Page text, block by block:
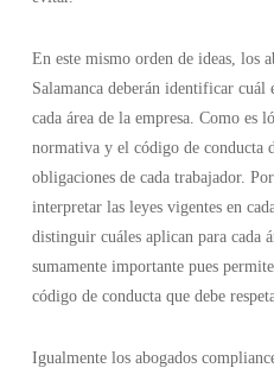
En este mismo orden de ideas, los
Salamanca deberán identificar cuál
cada área de la empresa. Como es
normativa y el código de conducta
obligaciones de cada trabajador.
interpretar las leyes vigentes en
distinguir cuáles aplican para cada
sumamente importante pues
código de conducta que debe
Igualmente los abogados